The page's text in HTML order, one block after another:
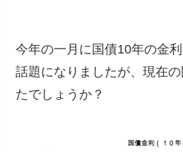
今年の一月に国債10年の金
話題になりましたが、現在
たでしょうか？